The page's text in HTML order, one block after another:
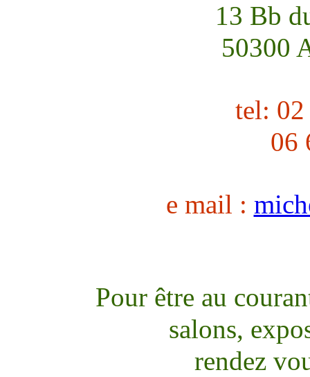
13 Bb
50300
tel:
06
e mail :
Pour être au
salons,
rendez